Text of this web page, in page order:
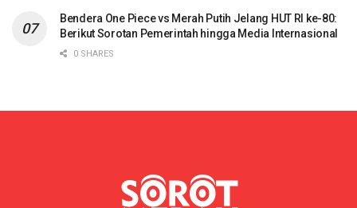
Bendera One Piece vs Merah Putih Jelang HUT RI ke-80:
Berikut Sorotan Pemerintah hingga Media Internasional
0 SHARES